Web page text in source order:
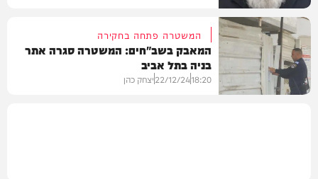
חדשות
המשטרה פתחה בחקירה
המאבק בשב"חים: המשטרה סגרה אתר
בניה בתל אביב
18:20
22/12/24יצחק כהן